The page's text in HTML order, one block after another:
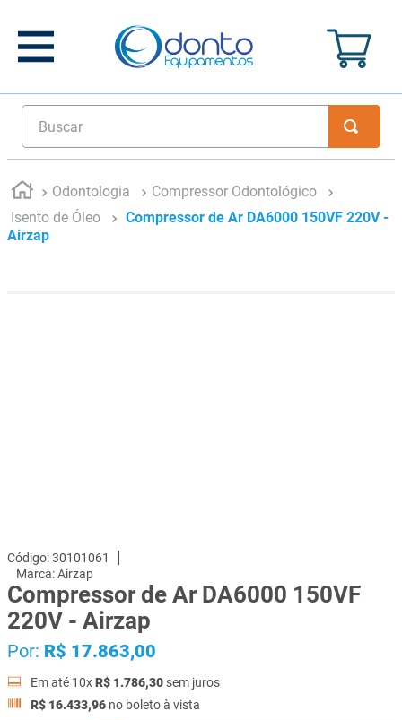
Buscar
Odontologia
Compressor Odontológico
Isento de Óleo
Compressor de Ar DA6000 150VF 220V -
Airzap
30101061
Airzap
Compressor de Ar DA6000 150VF
220V - Airzap
Por: R$ 17.863,00
Em até 10xR$ 1.786,30 sem juros
R$ 16.433,96 no boleto à vista